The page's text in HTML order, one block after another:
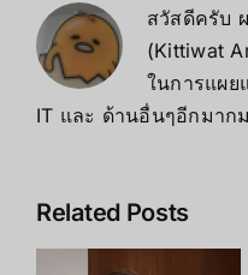
สวัสดีครับ
(Kittiwat
ในการแผย
IT และ ด้านอื่นๆอีกมาก
Related Posts